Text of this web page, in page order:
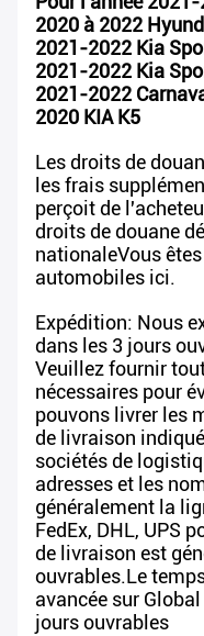
2020 à 2022
2021-2022 Kia
2021-2022 Kia
2021-2022
2020 KIA K5
Les droits de
les frais
perçoit de
droits de douane
nationaleVous
automobiles ici.
Expédition: Nous
dans les 3 jours
Veuillez fournir
nécessaires pour
pouvons livrer les
de livraison
sociétés de
adresses et les
généralement la
FedEx, DHL, UPS
de livraison est
ouvrables.Le
avancée sur
jours ouvrables